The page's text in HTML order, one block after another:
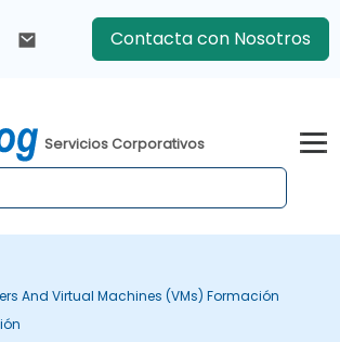
Contacta con Nosotros
Servicios Corporativos
And Virtual Machines (VMs) Formación